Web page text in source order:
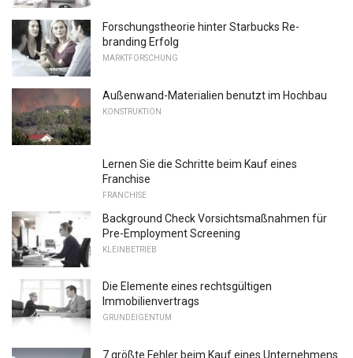
Forschungstheorie hinter Starbucks Re-
branding Erfolg
MARKTFORSCHUNG
Außenwand-Materialien benutzt im Hochbau
KONSTRUKTION
Lernen Sie die Schritte beim Kauf eines
Franchise
FRANCHISE
Background Check Vorsichtsmaßnahmen für
Pre-Employment Screening
KLEINBETRIEB
Die Elemente eines rechtsgültigen
Immobilienvertrags
GRUNDEIGENTUM
7 größte Fehler beim Kauf eines Unternehmens